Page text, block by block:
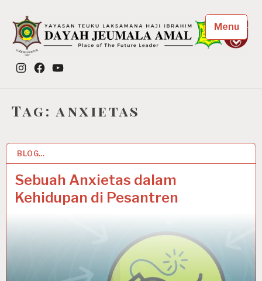
content
Dayah Jeumala Amal
Place of The Future Leader
Instagram
FacebookYouTube
Menu
Tag: anxietas
BLOG…
Sebuah Anxietas dalam
Kehidupan di Pesantren
5 NOV 2020